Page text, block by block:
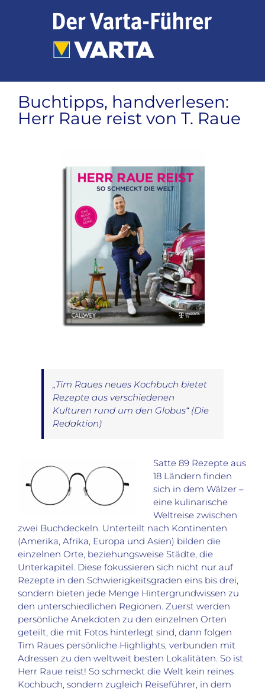
Buchtipps, handverlesen:
Herr Raue reist von T. Raue
„Tim Raues neues Kochbuch bietet
Rezepte aus verschiedenen
Kulturen rund um den Globus“(Die
Redaktion)
Satte 89 Rezepte aus
18 Ländern finden
sich in dem Wälzer –
eine kulinarische
Weltreise zwischen
zwei Buchdeckeln. Unterteilt nach Kontinenten
(Amerika, Afrika, Europa und Asien) bilden die
einzelnen Orte, beziehungsweise Städte, die
Unterkapitel. Diese fokussieren sich nicht nur auf
Rezepte in den Schwierigkeitsgraden eins bis drei,
sondern bieten jede Menge Hintergrundwissen zu
den unterschiedlichen Regionen. Zuerst werden
persönliche Anekdoten zu den einzelnen Orten
geteilt, die mit Fotos hinterlegt sind, dann folgen
Tim Raues persönliche Highlights, verbunden mit
Adressen zu den weltweit besten Lokalitäten. So ist
Herr Raue reist! So schmeckt die Welt kein reines
Kochbuch, sondern zugleich Reiseführer, in dem